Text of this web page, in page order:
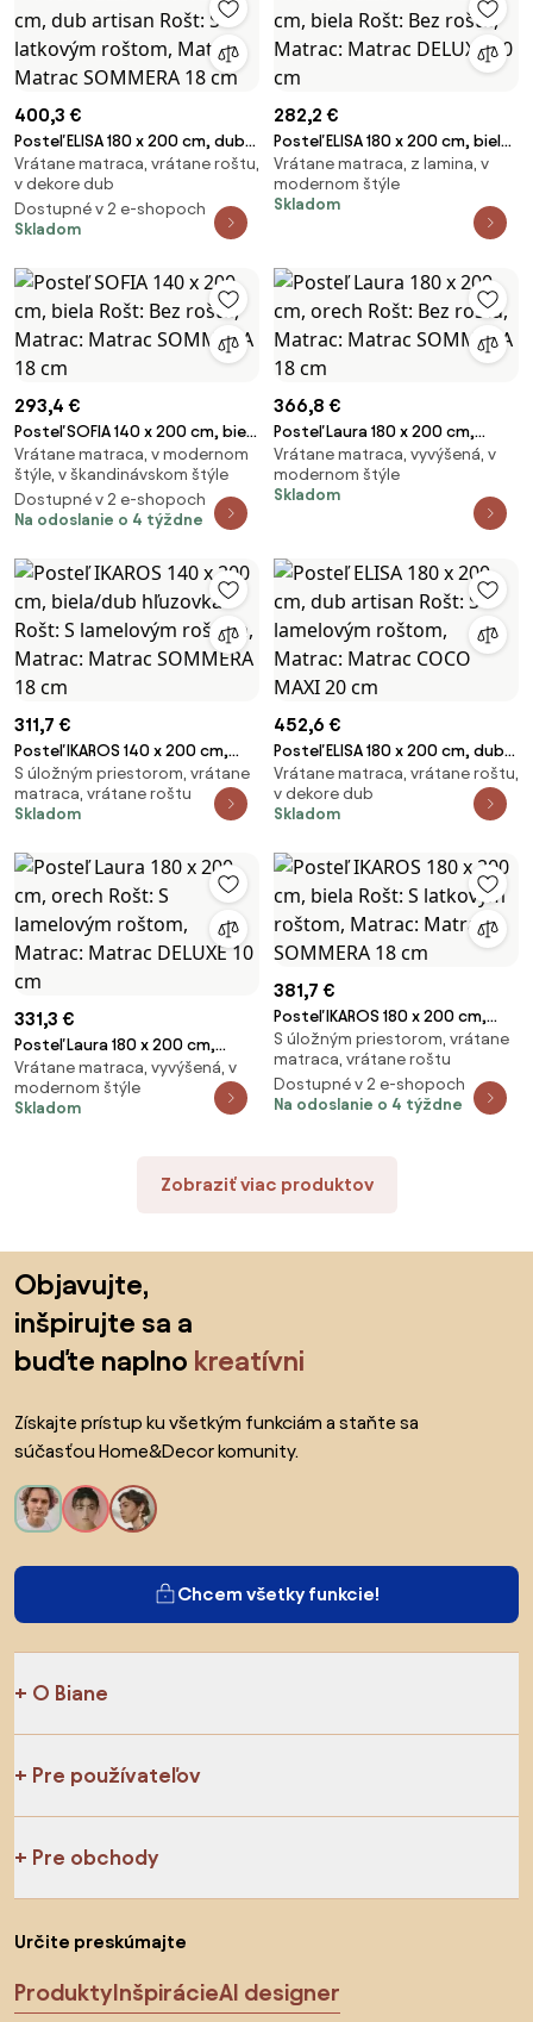
400,3 €
Posteľ ELISA 180 x 200 cm, dub
artisan Rošt: S latkovým
roštom, Matrac: Matrac
SOMMERA 18 cm
Vrátane matraca, vrátane roštu,
v dekore dub
Dostupné v 2 e-shopoch
Skladom
282,2 €
Posteľ ELISA 180 x 200 cm, biela
Rošt: Bez roštu, Matrac:
Matrac DELUXE 10 cm
Vrátane matraca, z lamina, v
modernom štýle
Skladom
293,4 €
Posteľ SOFIA 140 x 200 cm, biela
Rošt: Bez roštu, Matrac:
Matrac SOMMERA 18 cm
Vrátane matraca, v modernom
štýle, v škandinávskom štýle
Dostupné v 2 e-shopoch
Na odoslanie o 4 týždne
366,8 €
Posteľ Laura 180 x 200 cm,
orech Rošt: Bez roštu, Matrac:
Matrac SOMMERA 18 cm
Vrátane matraca, vyvýšená, v
modernom štýle
Skladom
311,7 €
Posteľ IKAROS 140 x 200 cm,
biela/dub hľuzovka Rošt: S
lamelovým roštom, Matrac:
Matrac SOMMERA 18 cm
S úložným priestorom, vrátane
matraca, vrátane roštu
Skladom
452,6 €
Posteľ ELISA 180 x 200 cm, dub
artisan Rošt: S lamelovým
roštom, Matrac: Matrac
COCO MAXI 20 cm
Vrátane matraca, vrátane roštu,
v dekore dub
Skladom
331,3 €
Posteľ Laura 180 x 200 cm,
orech Rošt: S lamelovým
roštom, Matrac: Matrac DELUXE
10 cm
Vrátane matraca, vyvýšená, v
modernom štýle
Skladom
381,7 €
Posteľ IKAROS 180 x 200 cm,
biela Rošt: S latkovým roštom,
Matrac: Matrac SOMMERA 18
cm
S úložným priestorom, vrátane
matraca, vrátane roštu
Dostupné v 2 e-shopoch
Na odoslanie o 4 týždne
Zobraziť viac produktov
Objavujte,
inšpirujte sa a
buďte naplno kreatívni
Získajte prístup ku všetkým funkciám a staňte sa
súčasťou Home&Decor komunity.
Chcem všetky funkcie!
O Biane
Pre používateľov
Pre obchody
Určite preskúmajte
ProduktyInšpirácieAI designer